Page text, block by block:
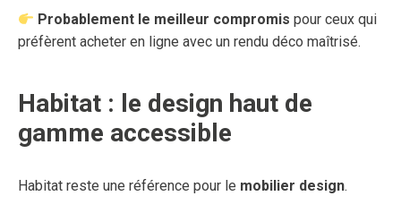
Probablement le meilleur compromis pour ceux qui
préfèrent acheter en ligne avec un rendu déco maîtrisé.
Habitat : le design haut de
gamme accessible
Habitat reste une référence pour le mobilier design.